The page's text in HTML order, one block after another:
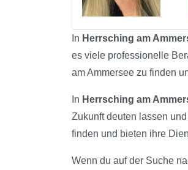
In Herrsching am
es viele professionelle
am Ammersee zu finden
In Herrsching am
Zukunft deuten lassen
finden und bieten ihre
Wenn du auf der Suche